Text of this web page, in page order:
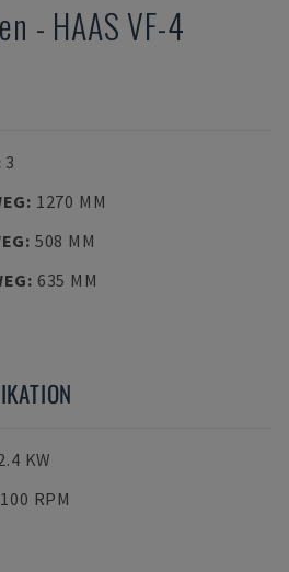
- HAAS VF-4
3
: 1270 MM
: 508 MM
: 635 MM
KW
RPM